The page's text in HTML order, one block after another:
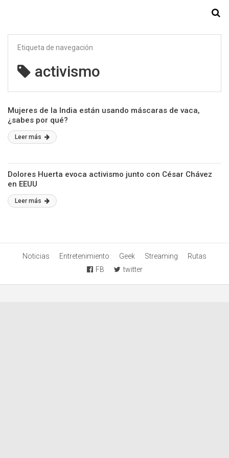
Etiqueta de navegación
activismo
Mujeres de la India están usando máscaras de vaca,
¿sabes por qué?
Leer más
Dolores Huerta evoca activismo junto con César Chávez
en EEUU
Leer más
Noticias Entretenimiento Geek Streaming
Rutas
FB
twitter